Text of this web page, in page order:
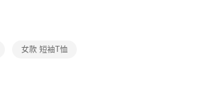
供個人資料，並將交易相關給付款項請
覽以下網址：
女款 短袖T恤